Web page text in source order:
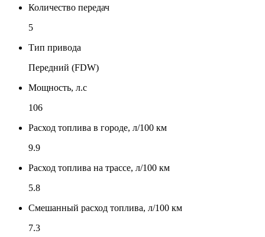
Количество передач
5
Тип привода
Передний (FDW)
Мощность, л.с
106
Расход топлива в городе, л/100 км
9.9
Расход топлива на трассе, л/100 км
5.8
Смешанный расход топлива, л/100 км
7.3